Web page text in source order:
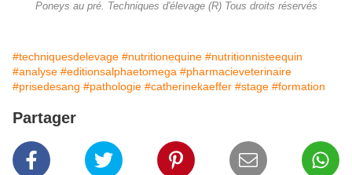
Poneys au pré. Techniques d'élevage (R) Tous droits réservés
#techniquesdelevage #nutritionequine #nutritionnisteequin
#analyse #editionsalphaetomega #pharmacieveterinaire
#prisedesang #pathologie #catherinekaeffer #stage #formation
Partager